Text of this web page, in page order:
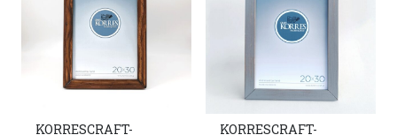
KORRESCRAFT-
KORRESCRAFT-